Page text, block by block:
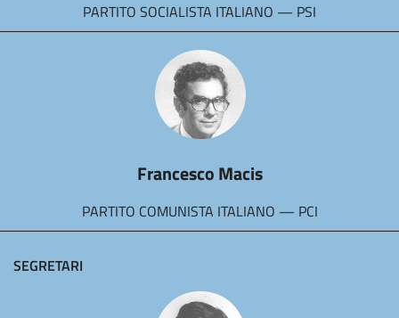
PARTITO SOCIALISTA ITALIANO — PSI
Francesco Macis
PARTITO COMUNISTA ITALIANO — PCI
SEGRETARI